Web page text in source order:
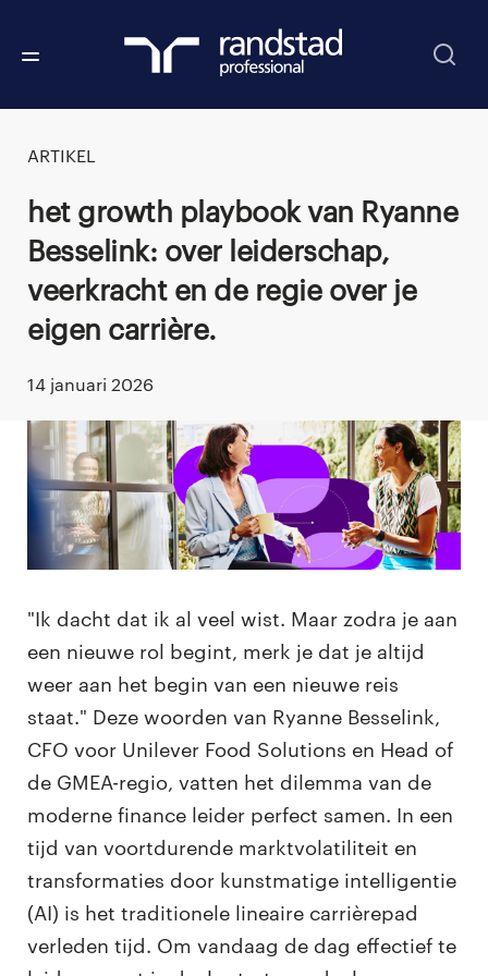
ARTIKEL
Het growth playbook van Ryanne
Besselink: over leiderschap,
veerkracht en de regie over je
eigen carrière.
14 januari 2026
"Ik dacht dat ik al veel wist. Maar zodra je aan
een nieuwe rol begint, merk je dat je altijd
weer aan het begin van een nieuwe reis
staat." Deze woorden van Ryanne Besselink,
CFO voor Unilever Food Solutions en Head of
de GMEA-regio, vatten het dilemma van de
moderne finance leider perfect samen. In een
tijd van voortdurende marktvolatiliteit en
transformaties door kunstmatige intelligentie
(AI) is het traditionele lineaire carrièrepad
verleden tijd. Om vandaag de dag effectief te